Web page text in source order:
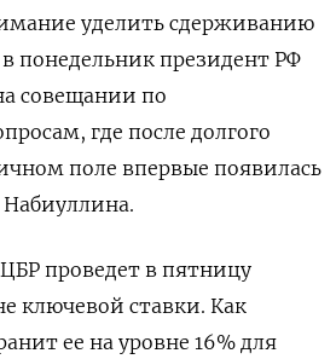
уделить сдерживанию
понедельник президент РФ
совещании по
где после долгого
поле впервые появилась
Набиуллина.
проведет в пятницу
ключевой ставки. Как
ее на уровне 16% для